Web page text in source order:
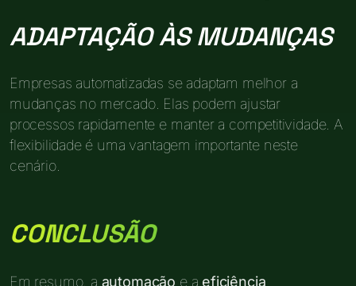
ADAPTAÇÃO ÀS MUDANÇAS
Empresas automatizadas se adaptam melhor a
mudanças no mercado. Elas podem ajustar
processos rapidamente e manter a competitividade. A
flexibilidade é uma vantagem importante neste
cenário.
CONCLUSÃO
Em resumo, a automação e a eficiência